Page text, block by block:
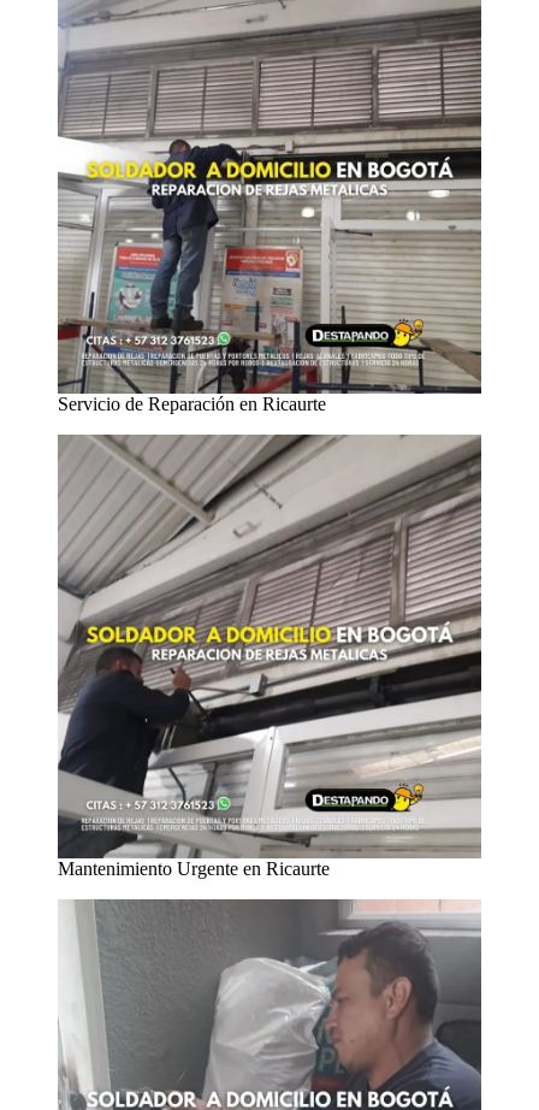
Servicio de Reparación en Ricaurte
Mantenimiento Urgente en Ricaurte